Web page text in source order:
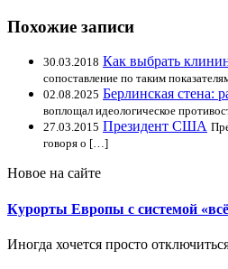
Похожие записи
30.03.2018 Как выбрать
сопоставление по таким
02.08.2025 Берлинская стена:
воплощал идеологическое
27.03.2015 Президент США
говоря о […]
Новое на сайте
Курорты Европы с системой
Иногда хочется просто